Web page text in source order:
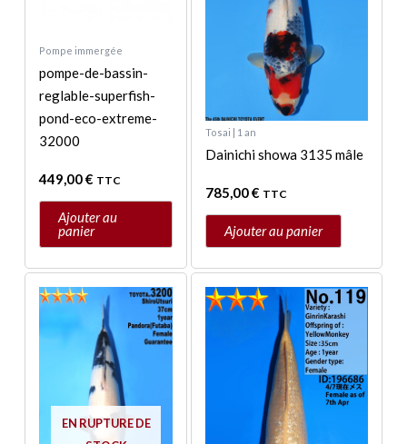
Pompe immergée
pompe-de-bassin-
reglable-superfish-
pond-eco-extreme-
32000
449,00€ TTC
Ajouter au
panier
Tosai | 1 an
Dainichi showa 3135 mâle
785,00€ TTC
Ajouter au panier
EN RUPTURE DE